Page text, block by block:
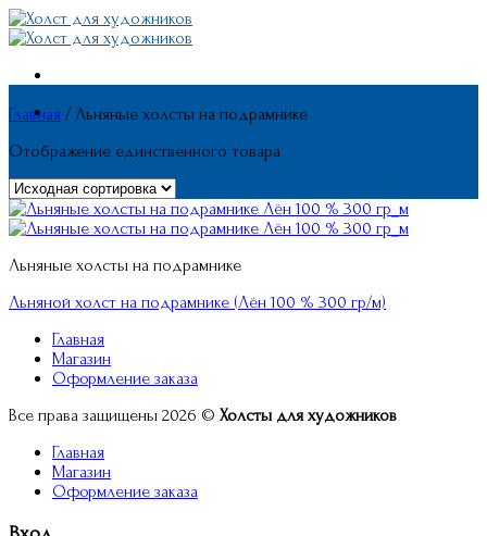
Skip
to
Главная / Льняные холсты на подрамнике
Отображение единственного товара
Льняные холсты на подрамнике
Льняной холст на подрамнике (Лён 100 % 300 гр/м)
Главная
Магазин
Оформление заказа
Все права защищены 2026 © Холсты для художников
Главная
Магазин
Оформление заказа